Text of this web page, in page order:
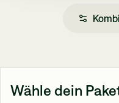
Wähle dein